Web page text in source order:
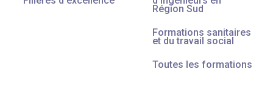
Région Sud
Formations sanitaires
et du travail social
Toutes les formations